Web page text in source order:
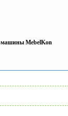
машины MebelKon